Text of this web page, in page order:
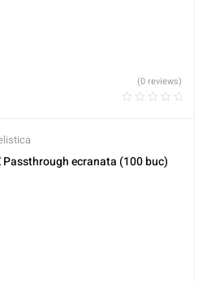
(0 reviews)
Passthrough ecranata (100 buc)